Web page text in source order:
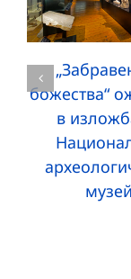
божества“
в
музей